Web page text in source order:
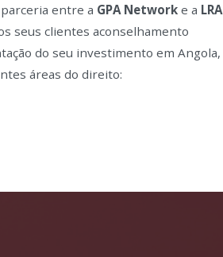
entre a GPA Networke a LRA
seus clientes aconselhamento
do seu investimento em Angola,
áreas do direito: